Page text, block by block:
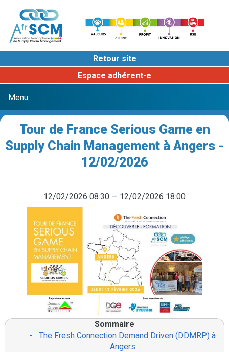
Retour site
Espace adhérent-e
Tour de France Serious Game en
Supply Chain Management à Angers -
12/02/2026
12/02/2026 08:30 — 12/02/2026 18:00
Sommaire
-
The Fresh Connection Demand Driven (DDMRP) à
Angers